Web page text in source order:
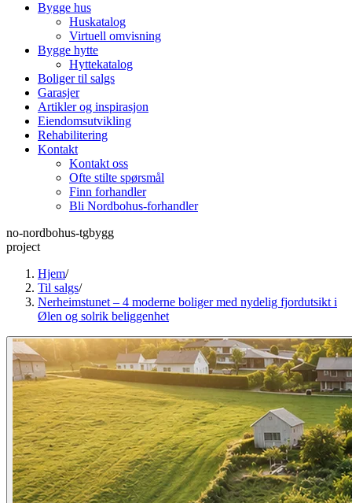
Bygge hus
Huskatalog
Virtuell omvisning
Bygge hytte
Hyttekatalog
Boliger til salgs
Garasjer
Artikler og inspirasjon
Eiendomsutvikling
Rehabilitering
Kontakt
Kontakt oss
Ofte stilte spørsmål
Finn forhandler
Bli Nordbohus-forhandler
no-nordbohus-tgbygg
project
Hjem/
Til salgs/
Nerheimstunet – 4 moderne boliger med nydelig fjordutsikt i
Ølen og solrik beliggenhet